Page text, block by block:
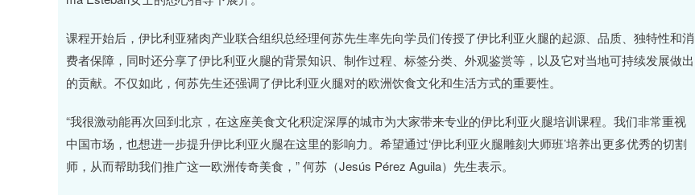
课程开始后，伊比利亚猪肉产业联合组织总经理何苏先生率先向学员们传授了伊比利亚火腿的起源、品质、独特性和消
费者保障，同时还分享了伊比利亚火腿的背景知识、制作过程、标签分类、外观鉴赏等，以及它对当地可持续发展做出
的贡献。不仅如此，何苏先生还强调了伊比利亚火腿对的欧洲饮食文化和生活方式的重要性。
“我很激动能再次回到北京，在这座美食文化积淀深厚的城市为大家带来专业的伊比利亚火腿培训课程。我们非常重视
中国市场，也想进一步提升伊比利亚火腿在这里的影响力。希望通过‘伊比利亚火腿雕刻大师班’培养出更多优秀的切割
师，从而帮助我们推广这一欧洲传奇美食，” 何苏（Jesús Pérez Aguila）先生表示。